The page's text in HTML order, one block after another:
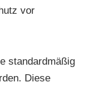
vor
standardmäßig
Diese